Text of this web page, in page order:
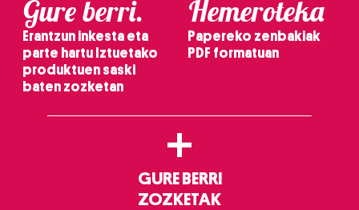
Gure berri.
Erantzun inkesta eta
parte hartu Iztuetako
produktuen saski
baten zozketan
Hemeroteka
Papereko zenbakiak
PDF formatuan
+
GURE BERRI
ZOZKETAK